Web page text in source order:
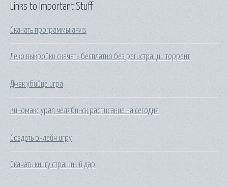
Links to Important Stuff
Скачать программы akvis
Леко выкройки скачать бесплатно без регистрации торрент
Джек убийца игра
Киномакс урал челябинск расписание на сегодня
Создать онлайн игру
Скачать книгу страшный дар